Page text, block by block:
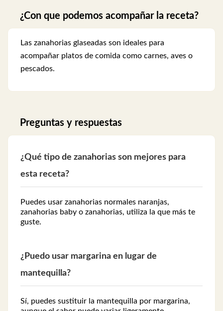
¿Con que podemos acompañar la receta?
Las zanahorias glaseadas son ideales para
acompañar platos de comida como carnes, aves o
pescados.
Preguntas y respuestas
¿Qué tipo de zanahorias son mejores para
esta receta?
Puedes usar zanahorias normales naranjas,
zanahorias baby o zanahorias, utiliza la que más te
guste.
¿Puedo usar margarina en lugar de
mantequilla?
Sí, puedes sustituir la mantequilla por margarina,